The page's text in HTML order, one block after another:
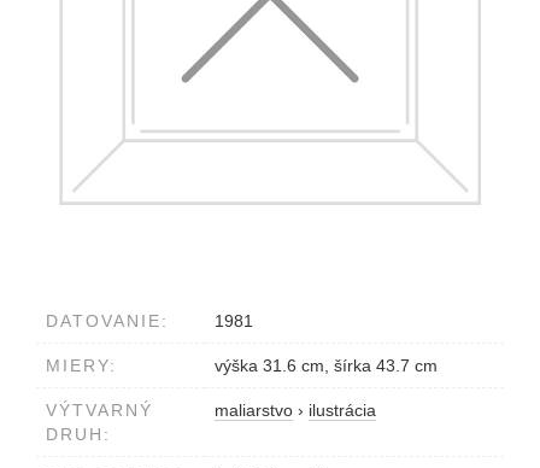
DATOVANIE: 1981
MIERY: výška 31.6 cm, šírka 43.7 cm
VÝTVARNÝ
DRUH:
maliarstvo › ilustrácia